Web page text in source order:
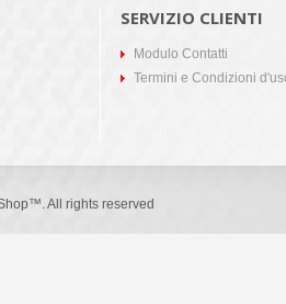
SERVIZIO CLIENTI
Modulo Contatti
Termini e Condizioni
™. All rights reserved